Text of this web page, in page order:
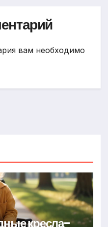
вам необходимо
кресла-